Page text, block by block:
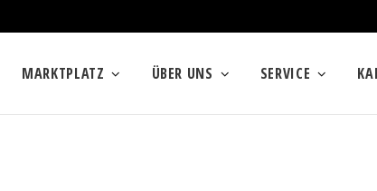
MARKTPLATZ ÜBER UNS SERVICE